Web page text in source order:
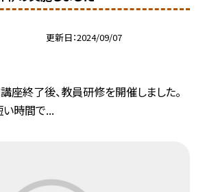
更新日 2024/09/07
座終了後、教員研修を開催しました。
い時間で...